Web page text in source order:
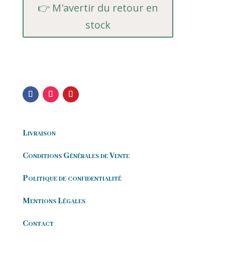
👉 M'avertir du retour en
stock
Livraison
Conditions Générales de Vente
Politique de confidentialité
Mentions Légales
Contact